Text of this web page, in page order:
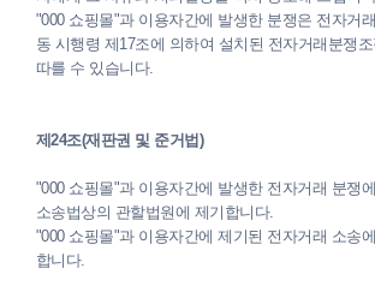
"000 쇼핑몰"과 이용자간에 발생한 분쟁은 전자거
동 시행령 제17조에 의하여 설치된 전자거래분쟁
따를 수 있습니다.
제24조(재판권 및 준거법)
"000 쇼핑몰"과 이용자간에 발생한 전자거래 분쟁
소송법상의 관할법원에 제기합니다.
"000 쇼핑몰"과 이용자간에 제기된 전자거래 소송
합니다.